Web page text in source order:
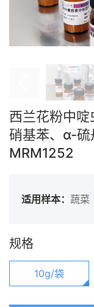
西兰花粉中
硝基苯、α-硫
MRM1252
适用样本： 蔬菜
规格
10g/袋